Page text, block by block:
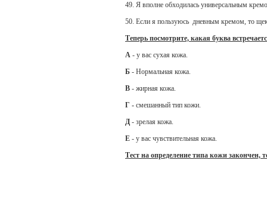
49. Я вполне обходилась универсальным
50. Если я пользуюсь дневным кремом, то
Теперь посмотрите, какая буква
А - у вас сухая кожа.
Б - Нормальная кожа.
В - жирная кожа.
Г - смешанный тип кожи.
Д - зрелая кожа.
Е - у вас чувствительная кожа.
Тест на определение типа кожи закончен,